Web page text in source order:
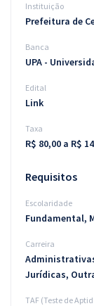
Instituição
Prefeitura de
Banca
UPA -
Edital
Link
Taxa
R$ 80,00 a R$
Requisitos
Escolaridade
Fundamental,
Carreira
Jurídicas,
TAF (Teste de